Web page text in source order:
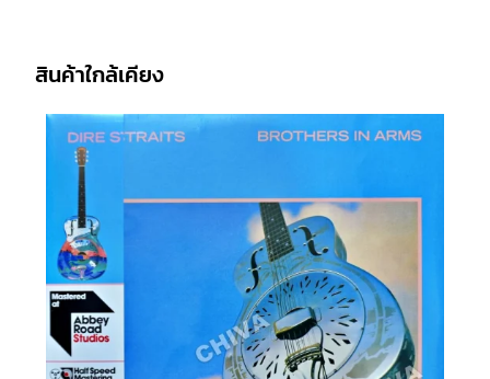
สินค้าใกล้เคียง